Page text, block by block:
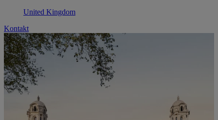
United Kingdom
Kontakt